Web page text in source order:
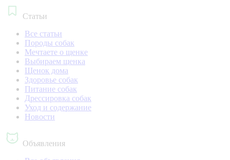
Статьи
Все статьи
Породы собак
Мечтаете о щенке
Выбираем щенка
Щенок дома
Здоровье собак
Питание собак
Дрессировка собак
Уход и содержание
Новости
Объявления